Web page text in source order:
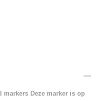
markers Deze marker is op